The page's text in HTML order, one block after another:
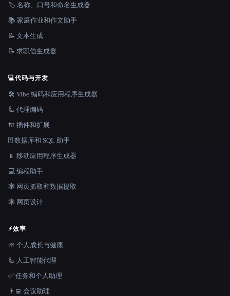
🏷️ 名称、口号和命名生成器
📚 家庭作业和作文助手
📝 文本生成
📝 求职信生成器
💻代码与开发
🛠️ Vibe 编码和应用程序生成器
🦾 代理编码
🔌 插件和扩展
🗄️ 数据库和 SQL 助手
📱 移动应用程序生成器
💻 编程助手
🕸️ 网页抓取和数据提取
🕸 网页设计
⚡效率
🌱 个人成长与健康
🦾 人工智能代理
✅ 任务和个人助理
👨‍💻 会议助理